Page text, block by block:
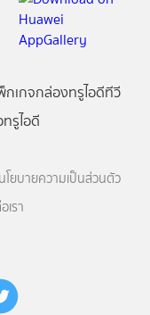
กเกจกล่องทรูไอดีทีวี
รูไอดี
นโยบายความเป็นส่วนตัว
เรา